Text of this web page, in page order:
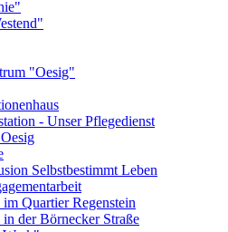
"Oesig"
- Unser Pflegedienst
Selbstbestimmt Leben
Quartier Regenstein
der Börnecker Straße